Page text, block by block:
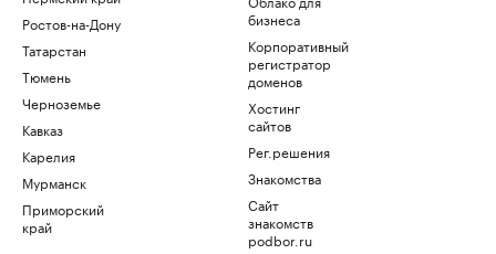
Ростов-на-Дону
Татарстан
Тюмень
Черноземье
Кавказ
Карелия
Мурманск
Приморский
край
бизнеса
Корпоративный
регистратор
доменов
Хостинг
сайтов
Рег.решения
Знакомства
Сайт
знакомств
podbor.ru